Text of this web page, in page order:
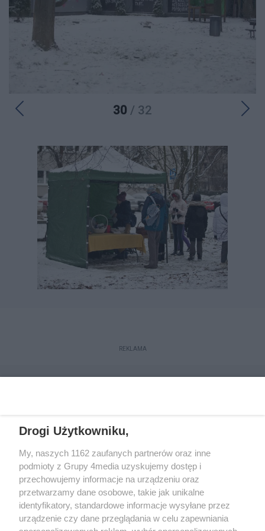
30 / 32
REKLAMA
Reklama Kontakt Regulamin
Dystrybucja
Regulamin prenumeraty
Polityka Prywatności
Drogi Użytkowniku,
My, naszych 1162 zaufanych partnerów oraz inne
podmioty z Grupy 4media uzyskujemy dostęp i
przechowujemy informacje na urządzeniu oraz
przetwarzamy dane osobowe, takie jak unikalne
identyfikatory, standardowe informacje wysyłane przez
urządzenie czy dane przeglądania w celu zapewniania